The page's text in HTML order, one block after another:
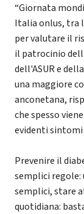
“Giornata
Italia onlus, tra
per valutare il
il patrocinio
dell'ASUR e
una maggiore
anconetana,
che spesso
evidenti
Prevenire il
semplici regole:
semplici, stare
quotidiana: